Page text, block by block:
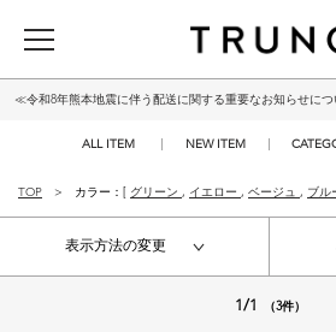
≪令和8年熊本地震に伴う配送に関する重要なお知らせに
ALL ITEM NEW ITEM
TOP カラー：[ グリーン , イエロー , ベージュ , ブル
表示方法の変更
1/1 （3件）